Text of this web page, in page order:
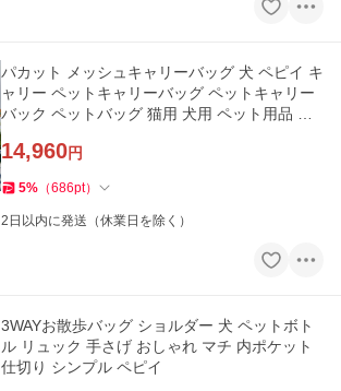
パカット メッシュキャリーバッグ 犬 ペピイ キ
ャリー ペットキャリーバッグ ペットキャリー
バック ペットバッグ 猫用 犬用 ペット用品 折
14,960円
5% （686pt）
2日以内に発送（休業日を除く）
3WAYお散歩バッグ ショルダー 犬 ペットボト
ル リュック 手さげ おしゃれ マチ 内ポケット
仕切り シンプル ペピイ